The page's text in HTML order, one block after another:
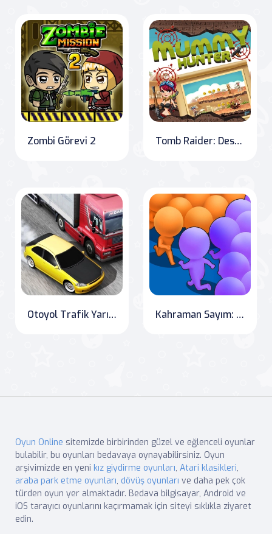
Zombi Görevi 2 Tomb Raider: Desert Dash
Otoyol Trafik Yarışı 2020 Kahraman Sayım: Ezici Boss Savaşı
Oyun Online sitemizde birbirinden güzel ve eğlenceli oyunlar
bulabilir, bu oyunları bedavaya oynayabilirsiniz. Oyun
arşivimizde en yeni kız giydirme oyunları, Atari klasikleri,
araba park etme oyunları, dövüş oyunları ve daha pek çok
türden oyun yer almaktadır. Bedava bilgisayar, Android ve
iOS tarayıcı oyunlarını kaçırmamak için siteyi sıklıkla ziyaret
edin.